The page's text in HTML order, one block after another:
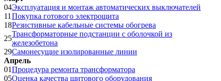
04Эксплуатация и монтаж автоматических выключателей
11Покупка готового электрощита
18Резистивные кабельные системы обогрева
25
Трансформаторные подстанции с оболочкой из
железобетона
29Самонесущие изолированные линии
Апрель
01Процедура ремонта трансформатора
05Оценка качества щитового оборудования